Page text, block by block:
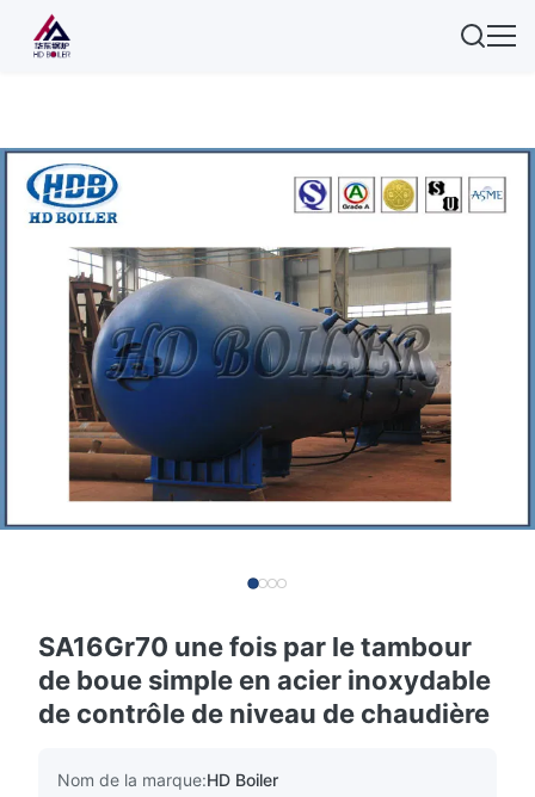
SA16Gr70 une fois par le tambour
de boue simple en acier inoxydable
de contrôle de niveau de chaudière
Nom de la marque:HD Boiler